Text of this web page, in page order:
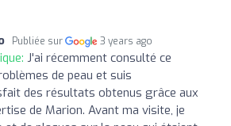
Publiée sur 3 years ago
J'ai récemment consulté ce
de peau et suis
des résultats obtenus grâce aux
de Marion. Avant ma visite, je